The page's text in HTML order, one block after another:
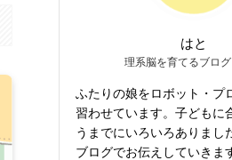
はと
理系脳を育てるブロ
ふたりの娘をロボット・プ
習わせています。子どもに
うまでにいろいろありまし
ブログでお伝えしていきま